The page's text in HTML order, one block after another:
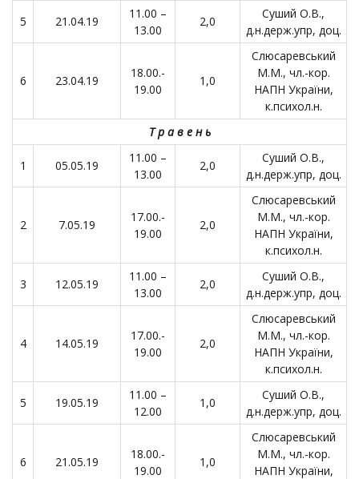
5 21.04.19
11.00 –
13.00
2,0
Суший О.В.,
д.н.держ.упр, доц.
6 23.04.19
18.00.-
19.00
1,0
Слюсаревський
М.М., чл.-кор.
НАПН України,
к.психол.н.
Т р а в е н ь
1 05.05.19
11.00 –
13.00
2,0
Суший О.В.,
д.н.держ.упр, доц.
2 7.05.19
17.00.-
19.00
2,0
Слюсаревський
М.М., чл.-кор.
НАПН України,
к.психол.н.
3 12.05.19
11.00 –
13.00
2,0
Суший О.В.,
д.н.держ.упр, доц.
4 14.05.19
17.00.-
19.00
2,0
Слюсаревський
М.М., чл.-кор.
НАПН України,
к.психол.н.
5 19.05.19
11.00 –
12.00
1,0
Суший О.В.,
д.н.держ.упр, доц.
6 21.05.19
18.00.-
19.00
1,0
Слюсаревський
М.М., чл.-кор.
НАПН України,